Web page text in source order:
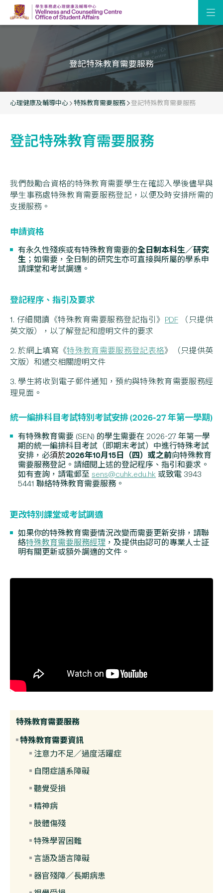
登記特殊教育需要服務
心理健康及輔導中心 特殊教育需要服務 登記特殊教育需要服務
特殊教育需要服務
特殊教育需要資訊
注意力不足／過度活躍症
自閉症譜系障礙
聽覺受損
精神病
肢體傷殘
特殊學習困難
言語及語言障礙
器官殘障／長期病患
登記特殊教育需要服務
我們鼓勵合資格的特殊教育需要學生在確認入學後儘早與
學生事務處特殊教育需要服務登記，以便及時安排所需的
支援服務。
申請資格
有永久性殘疾或有特殊教育需要的全日制本科生／研究
生 ；如需要，全日制的研究生亦可直接與所屬的學系申
請課堂和考試調適。
登記程序、指引及要求
1. 仔細閱讀《特殊教育需要服務登記指引》 PDF（只提供
英文版），以了解登記和證明文件的要求
2. 於網上填寫《特殊教育需要服務登記表格》（只提供英
文版）和遞交相關證明文件
3. 學生將收到電子郵件通知，預約與特殊教育需要服務經
理見面。
統一編排科目考試特別考試安排 (2026-27 年第一學期)
有特殊教育需要 (SEN) 的學生需要在 2026-27 年第一學
期的統一編排科目考試（即期末考試）中進行特殊考試
安排，必須於2026年10月15日（四）或之前向特殊教育
需要服務登記。請細閱上述的登記程序、指引和要求。
如有查詢，請電郵至 sens@cuhk.edu.hk 或致電 3943
5441 聯絡特殊教育需要服務。
更改特別課堂或考試調適
如果你的特殊教育需要情況改變而需要更新安排，請聯
絡特殊教育需要服務經理 ，及提供由認可的專業人士証
明有關更新或額外調適的文件。